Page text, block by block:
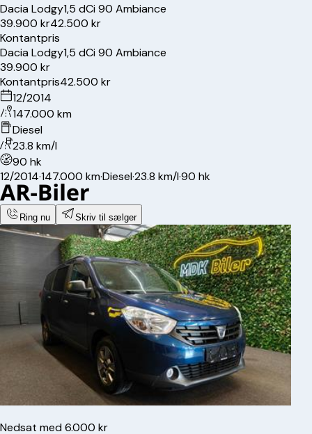
DaciaLodgy1,5 dCi 90 Ambiance
39.900 kr42.500 kr
Kontantpris
DaciaLodgy1,5 dCi 90 Ambiance
39.900 kr
Kontantpris42.500 kr
12/2014
147.000 km
Diesel
23.8 km/l
90 hk
12/2014·147.000 km·Diesel·23.8 km/l·90 hk
Ring nu Skriv til sælger
Nedsat med 6.000 kr